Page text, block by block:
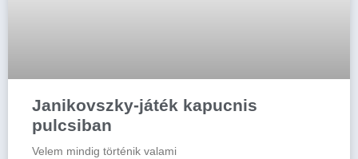
Janikovszky-játék kapucnis
pulcsiban
Velem mindig történik valami